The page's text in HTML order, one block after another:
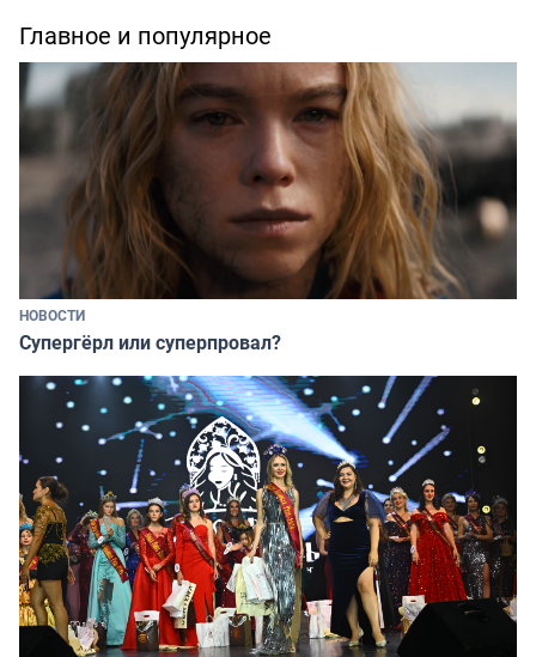
Главное и популярное
НОВОСТИ
Супергёрл или суперпровал?